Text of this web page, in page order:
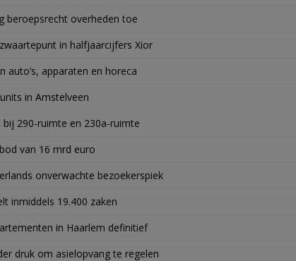
beroepsrecht overheden toe
in halfjaarcijfers Xior
auto’s, apparaten en horeca
in Amstelveen
bij 290-ruimte en 230a-ruimte
van 16 mrd euro
onverwachte bezoekerspiek
inmiddels 19.400 zaken
in Haarlem definitief
druk om asielopvang te regelen